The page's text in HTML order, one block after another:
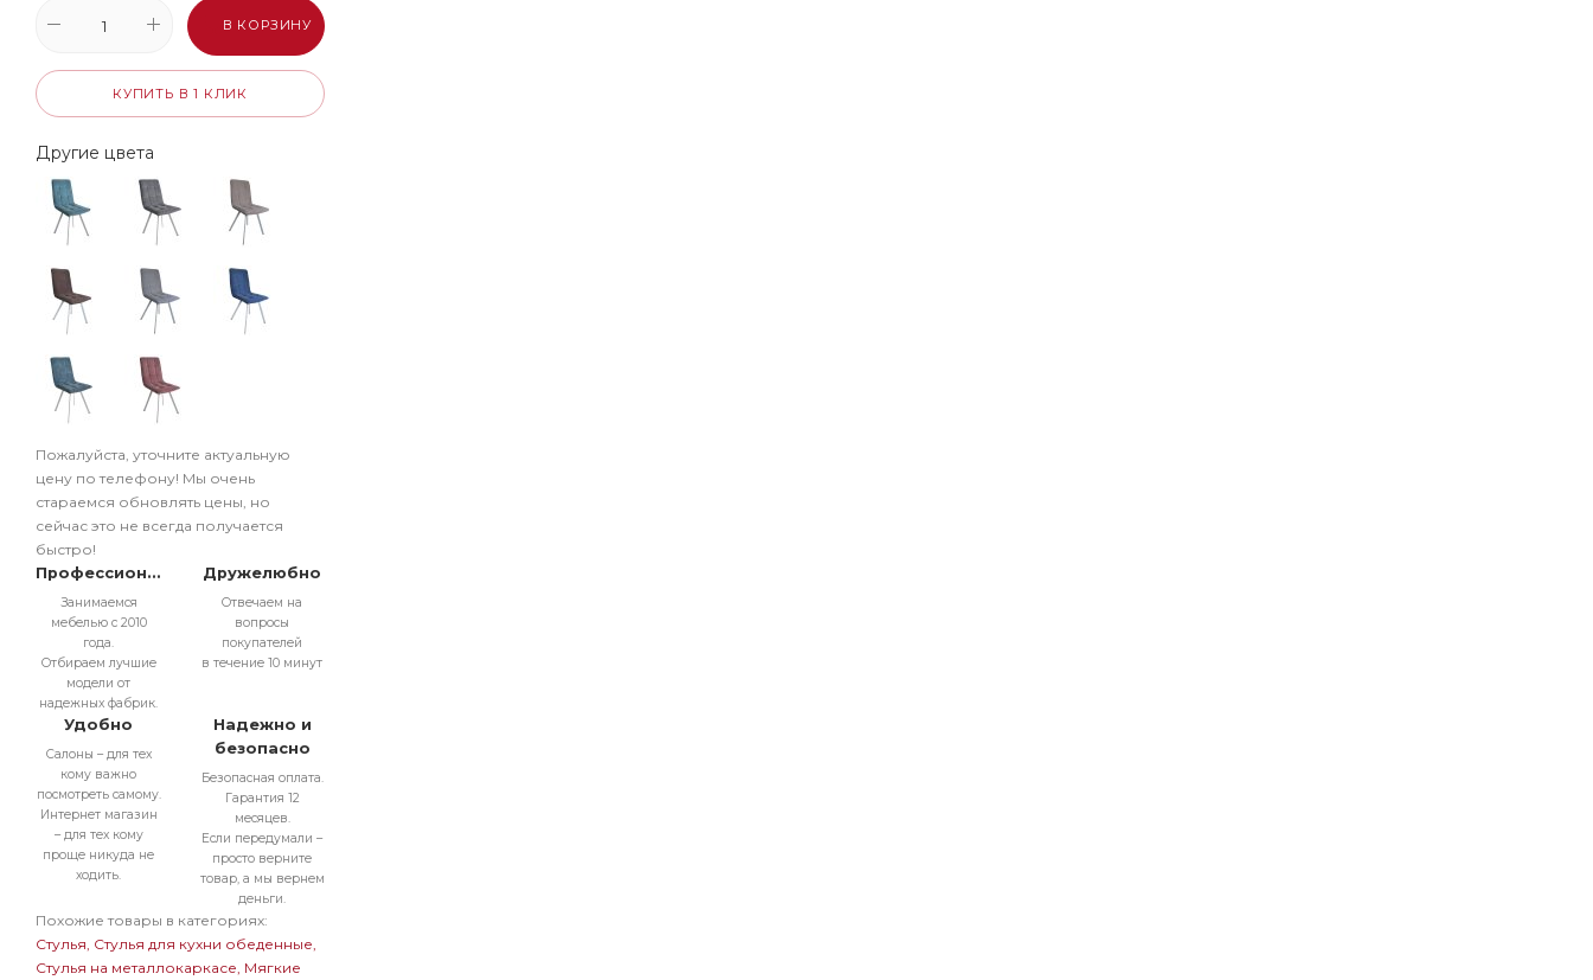
В КОРЗИНУ
КУПИТЬ В 1 КЛИК
Другие цвета
Пожалуйста, уточните актуальную
цену по телефону! Мы очень
стараемся обновлять цены, но
сейчас это не всегда получается
быстро!
Профессионально
Занимаемся
мебелью с 2010
года.
Отбираем лучшие
модели от
надежных фабрик.
Дружелюбно
Отвечаем на
вопросы
покупателей
в течение 10 минут
Удобно
Салоны – для тех
кому важно
посмотреть самому.
Интернет магазин
– для тех кому
проще никуда не
ходить.
Надежно и
безопасно
Безопасная оплата.
Гарантия 12
месяцев.
Если передумали –
просто верните
товар, а мы вернем
деньги.
Похожие товары в категориях:
Стулья Стулья для кухни обеденные
Стулья на металлокаркасе Мягкие